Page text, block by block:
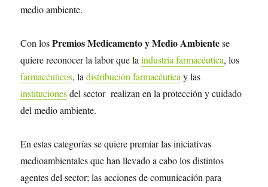
medio ambiente.
Con losPremios Medicamento y Medio Ambientese
quiere reconocer la labor que laindustria farmacéutica, los
farmacéuticos, ladistribución farmacéuticay las
institucionesdel sector realizan en la protección y cuidado
del medio ambiente.
En estas categorías se quiere premiar las iniciativas
medioambientales que han llevado a cabo los distintos
agentes del sector; las acciones de comunicación para